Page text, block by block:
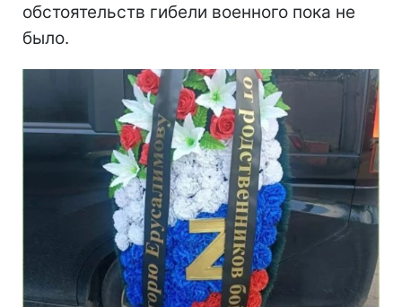
обстоятельств гибели военного пока не
было.